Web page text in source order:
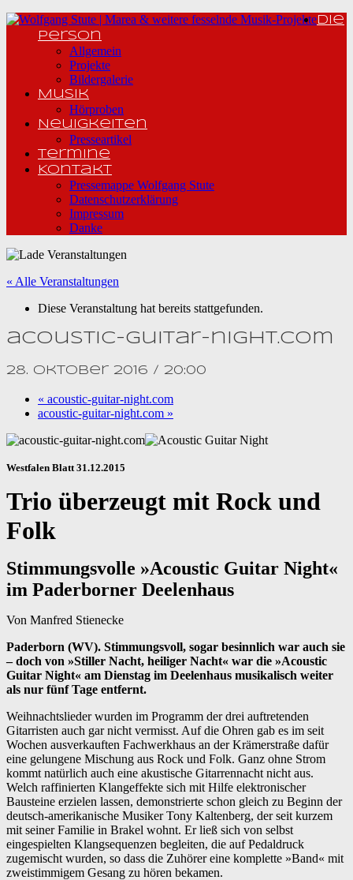
Die
Person
Allgemein
Projekte
Bildergalerie
Musik
Hörproben
Neuigkeiten
Presseartikel
Termine
Kontakt
Pressemappe Wolfgang Stute
Datenschutzerklärung
Impressum
Danke
« Alle Veranstaltungen
Diese Veranstaltung hat bereits stattgefunden.
acoustic-guitar-night.com
28. Oktober 2016 / 20:00
« acoustic-guitar-night.com
acoustic-guitar-night.com »
Westfalen Blatt 31.12.2015
Trio überzeugt mit Rock und
Folk
Stimmungsvolle »Acoustic Guitar Night«
im Paderborner Deelenhaus
Von Manfred Stienecke
Paderborn (WV). Stimmungsvoll, sogar besinnlich war auch sie
– doch von »Stiller Nacht, heiliger Nacht« war die »Acoustic
Guitar Night« am Dienstag im Deelenhaus musikalisch weiter
als nur fünf Tage entfernt.
Weihnachtslieder wurden im Programm der drei auftretenden
Gitarristen auch gar nicht vermisst. Auf die Ohren gab es im seit
Wochen ausverkauften Fachwerkhaus an der Krämerstraße dafür
eine gelungene Mischung aus Rock und Folk. Ganz ohne Strom
kommt natürlich auch eine akustische Gitarrennacht nicht aus.
Welch raffinierten Klangeffekte sich mit Hilfe elektronischer
Bausteine erzielen lassen, demonstrierte schon gleich zu Beginn der
deutsch-amerikanische Musiker Tony Kaltenberg, der seit kurzem
mit seiner Familie in Brakel wohnt. Er ließ sich von selbst
eingespielten Klangsequenzen begleiten, die auf Pedaldruck
zugemischt wurden, so dass die Zuhörer eine komplette »Band« mit
zweistimmigem Gesang zu hören bekamen.